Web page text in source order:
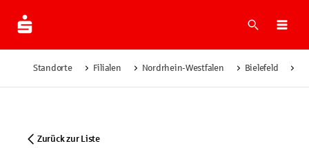
Suche
Standorte Filialen Nordrhein-Westfalen Bielefeld
Zurück zur Liste